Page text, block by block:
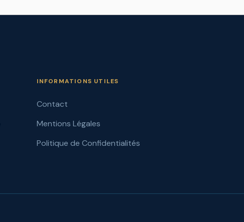
INFORMATIONS UTILES
Contact
Mentions Légales
Politique de Confidentialités